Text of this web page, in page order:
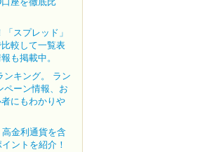
スプレッド」
較して一覧表
も掲載中。
ンキング。 ラン
ペーン情報、お
にもわかりや
金利通貨を含
ントを紹介！